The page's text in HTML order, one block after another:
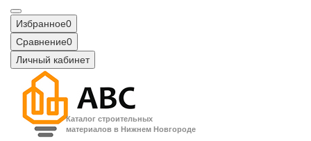
Избранное0
Сравнение0
Личный кабинет
Каталог строительных
материалов в Нижнем Новгороде